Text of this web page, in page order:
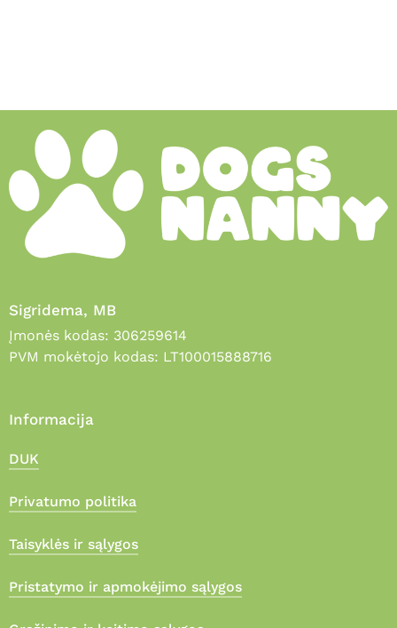
Sigridema, MB
Įmonės kodas: 306259614
PVM mokėtojo kodas: LT100015888716
Informacija
DUK
Privatumo politika
Taisyklės ir sąlygos
Pristatymo ir apmokėjimo sąlygos